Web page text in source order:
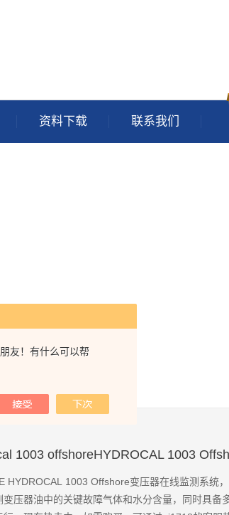
友！有什么可以帮
资料下载 联系我们
1003 offshoreHYDROCAL 1003
HYDROCAL 1003 Offshore变压器在线监测系统
变压器油中的关键故障气体和水分含量，同时具备